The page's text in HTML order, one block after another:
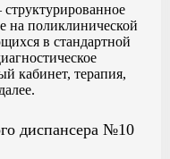
на поликлинической
в стандартной
кабинет, терапия,
диспансера №10